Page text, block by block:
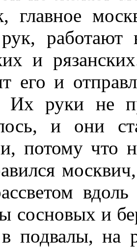
главное
и
его и
Их руки не
и они
потому что
вдоль
сосновых и
в подвалы, на